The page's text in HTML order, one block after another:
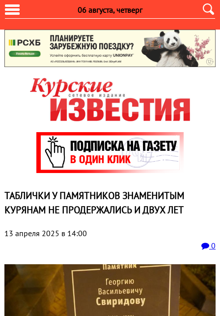
06 августа, четверг
ТАБЛИЧКИ У ПАМЯТНИКОВ ЗНАМЕНИТЫМ
КУРЯНАМ НЕ ПРОДЕРЖАЛИСЬ И ДВУХ ЛЕТ
13 апреля 2025 в 14:00
0